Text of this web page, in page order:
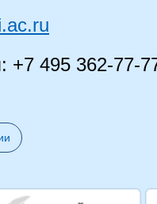
: +7 495 362-77-